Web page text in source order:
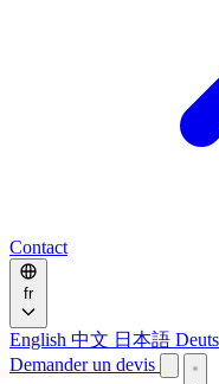
Contact
fr
English 中文 日本語
Demander un devis